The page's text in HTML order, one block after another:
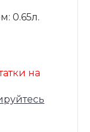
0.65л.
на